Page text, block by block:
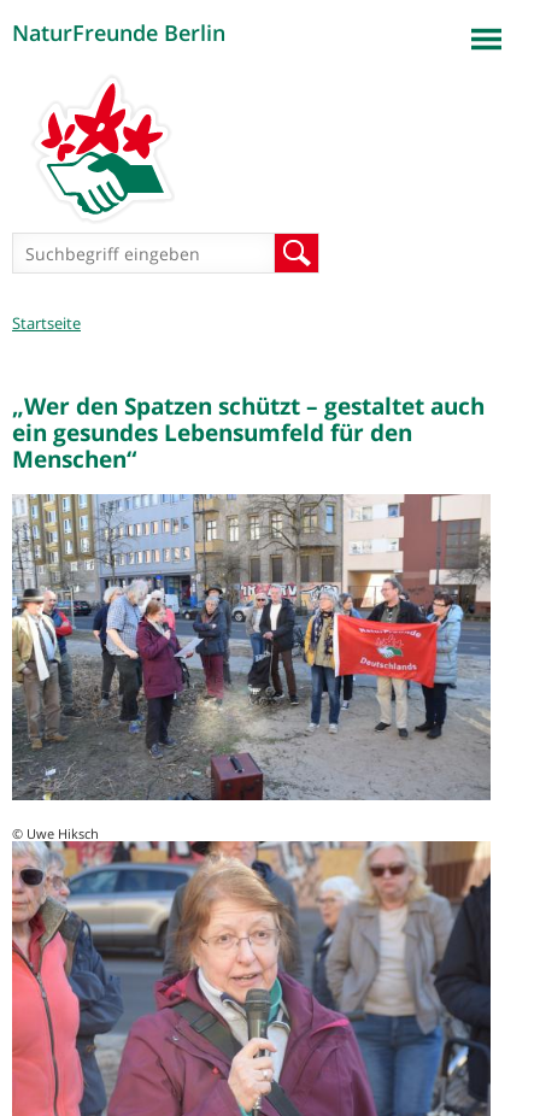
NaturFreunde Berlin
Suchformular
Sie
Startseite
„Wer den Spatzen schützt – gestaltet auch
ein gesundes Lebensumfeld für den
Menschen“
© Uwe Hiksch